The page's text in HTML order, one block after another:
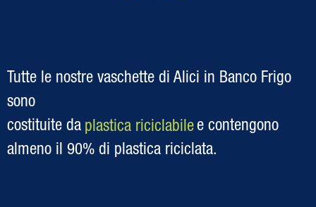
Tutte le nostre vaschette di Alici in Banco Frigo
sono
costituite da plastica riciclabilee contengono
almeno il 90% di plastica riciclata.